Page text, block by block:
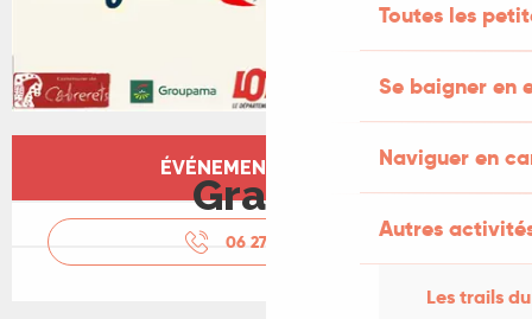
Toutes les
Se baigner en
Naviguer en
Autres
Les trails
Ouverture et coordonnées
ÉVÉNEMENT TERMINÉ
Gratuit
06 27 30 63